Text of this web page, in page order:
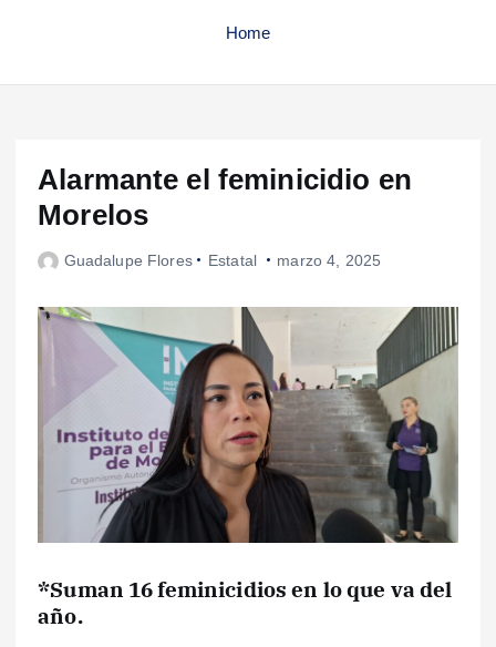
Home
Alarmante el feminicidio en
Morelos
Guadalupe Flores Estatal marzo 4, 2025
*Suman 16 feminicidios en lo que va del
año.